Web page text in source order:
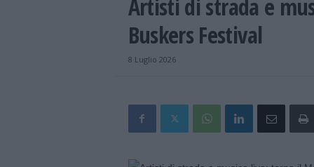
Artisti di strada e
Buskers Festival
8 Luglio 2026